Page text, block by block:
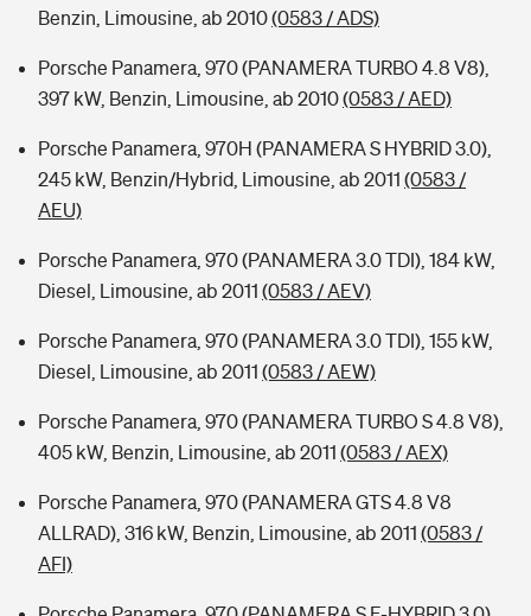
Benzin, Limousine, ab 2010(0583 / ADS)
Porsche Panamera, 970 (PANAMERA TURBO 4.8 V8),
397 kW, Benzin, Limousine, ab 2010(0583 / AED)
Porsche Panamera, 970H (PANAMERA S HYBRID 3.0),
245 kW, Benzin/Hybrid, Limousine, ab 2011 (0583 /
AEU)
Porsche Panamera, 970 (PANAMERA 3.0 TDI), 184 kW,
Diesel, Limousine, ab 2011 (0583 / AEV)
Porsche Panamera, 970 (PANAMERA 3.0 TDI), 155 kW,
Diesel, Limousine, ab 2011 (0583 / AEW)
Porsche Panamera, 970 (PANAMERA TURBO S 4.8 V8),
405 kW, Benzin, Limousine, ab 2011 (0583 / AEX)
Porsche Panamera, 970 (PANAMERA GTS 4.8 V8
ALLRAD), 316 kW, Benzin, Limousine, ab 2011 (0583 /
AFI)